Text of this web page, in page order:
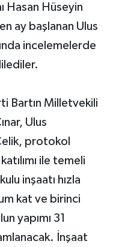
Hasan Hüseyin
ay başlanan Ulus
incelemelerde
Bartın Milletvekili
Ulus
protokol
ile temeli
inşaatı hızla
kat ve birinci
yapımı 31
İnşaat